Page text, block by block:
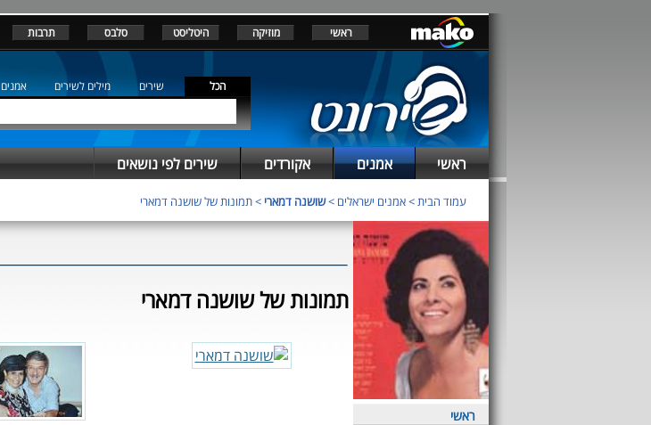
ראשי מוזיקה היטליסט סלבס תרבות
הכל שירים מילים לשירים אמנים
ראשי אמנים אקורדים שירים לפי נושאים
עמוד הבית>אמנים ישראלים >שושנה דמארי > תמונות של שושנה דמארי
ראשי
תמונות של שושנה דמארי